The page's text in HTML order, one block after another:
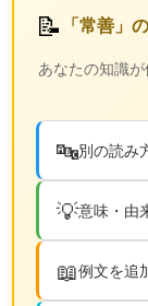
📝 「常善」
あなたの知識
🔤別の読み
💡意味・由
📖例文を追